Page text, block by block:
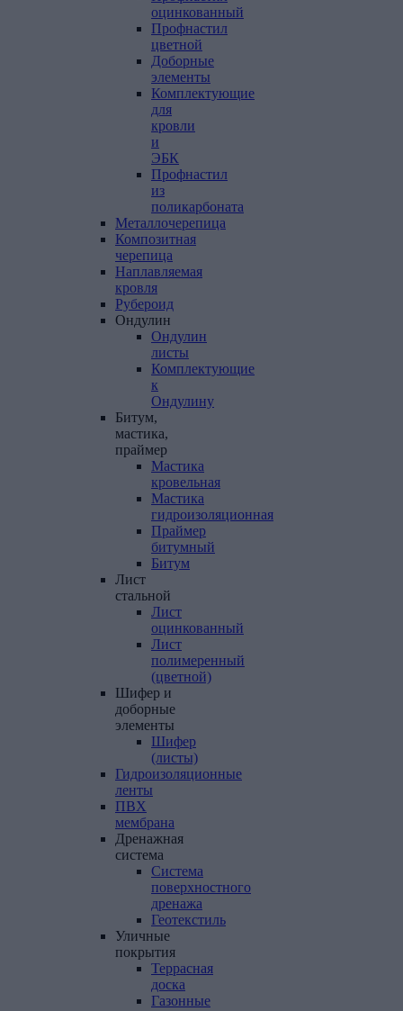
оцинкованный
Профнастил
цветной
Доборные
элементы
Комплектующие
для
кровли
и
ЭБК
Профнастил
из
поликарбоната
Металлочерепица
Композитная
черепица
Наплавляемая
кровля
Рубероид
Ондулин
Ондулин
листы
Комплектующие
к
Ондулину
Битум,
мастика,
праймер
Мастика
кровельная
Мастика
гидроизоляционная
Праймер
битумный
Битум
Лист
стальной
Лист
оцинкованный
Лист
полимеренный
(цветной)
Шифер и
доборные
элементы
Шифер
(листы)
Гидроизоляционные
ленты
ПВХ
мембрана
Дренажная
система
Система
поверхностного
дренажа
Геотекстиль
Уличные
покрытия
Террасная
доска
Газонные